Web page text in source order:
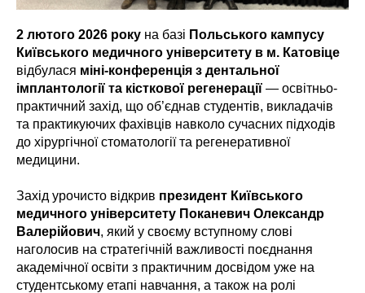
2 лютого 2026 року на базі Польського кампусу
Київського медичного університету в м. Катовіце
відбулася міні-конференція з дентальної
імплантології та кісткової регенерації — освітньо-
практичний захід, що об’єднав студентів, викладачів
та практикуючих фахівців навколо сучасних підходів
до хірургічної стоматології та регенеративної
медицини.
Захід урочисто відкрив президент Київського
медичного університету Поканевич Олександр
Валерійович, який у своєму вступному слові
наголосив на стратегічній важливості поєднання
академічної освіти з практичним досвідом уже на
студентському етапі навчання, а також на ролі